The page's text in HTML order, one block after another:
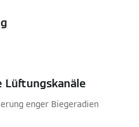
enger Biegeradien